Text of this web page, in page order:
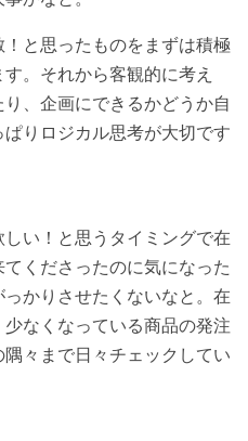
と思ったものをまずは積極
。それから客観的に考え
、企画にできるかどうか自
りロジカル思考が大切です
しい！と思うタイミングで在
くださったのに気になった
かりさせたくないなと。在
なくなっている商品の発注
々まで日々チェックしてい